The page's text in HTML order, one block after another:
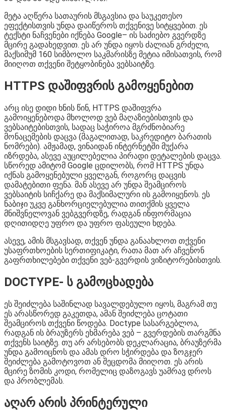
მეტა აღწერა სათაურის მსგავსია და საუკეთესო
ეფექტისთვის უნდა დაიწეროს თქვენივე სიტყვებით. ეს
ტექსტი ნაჩვენები იქნება Google– ის საძიებო გვერდზე
მცირე გადახედვით. ეს არ უნდა იყოს ძალიან გრძელი,
მაქსიმუმ 160 სიმბოლო საკმარისზე მეტია იმისათვის, რომ
მიიღოთ თქვენი შეტყობინება ვებსაიტზე.
HTTPS დაშიფვრის გამოყენებით
არც ისე დიდი ხნის წინ, HTTPS დაშიფვრა
გამოიყენებოდა მხოლოდ ვებ მაღაზიებისთვის და
ვებსაიტებისთვის, სადაც საჭიროა მგრძნობიარე
მონაცემების დაცვა (მაგალითად, საკრედიტო ბარათის
ნომრები). ამჟამად, ვინაიდან ინტერნეტში მუქარა
იზრდება, ასევე აუცილებელია პირადი დეტალების დაცვა.
სწორედ ამიტომ Google ცდილობს, რომ HTTPS უნდა
იქნას გამოყენებული ყველგან, როგორც დაცვის
დამატებითი ფენა. მან ასევე არ უნდა შეამციროს
ვებსაიტის სიჩქარე და მაქსიმალური ის გამოიყენოს. ეს
ნაბიჯი უკვე განხორციელებულია თითქმის ყველა
მნიშვნელოვან ვებგვერდზე, რადგან ინფორმაცია
დღითიდღე უფრო და უფრო ფასეული ხდება.
ასევე, ამის მსგავსად, თქვენ უნდა განაახლოთ თქვენი
უსაფრთხოების სერთიფიკატი, რათა მათ არ აჩვენონ
გაფრთხილებები თქვენი ვებ-გვერდის ვიზიტორებისთვის.
DOCTYPE- ს გამოცხადება
ეს შეიძლება საშინლად სავალდებულო იყოს, მაგრამ თუ
ეს არასწორედ გაკეთდა, ამან შეიძლება ცოტათი
შეამციროს თქვენი წოდება. Doctype სასარგებლოა,
რადგან ის ბრაუზერს ეხმარება ვებ – გვერდების თარგმნა
თქვენს საიტზე. თუ არ არსებობს დეკლარაცია, ბრაუზერმა
უნდა გამოიცნოს და ამას დრო სჭირდება და ზოგჯერ
შეიძლება გამოტოვოთ ან შეცდომა მიიღოთ. ეს არის
მცირე ზომის კოდი, რომელიც დაზოგავს უამრავ დროს
და პრობლემას.
აღარ არის პრინტერული